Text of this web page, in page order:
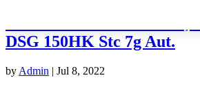
Skoda Octavia – Combi
DSG 150HK Stc 7g Aut.
by Admin | Jul 8, 2022